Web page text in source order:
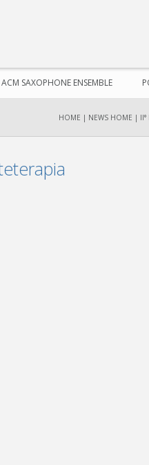
ACM SAXOPHONE ENSEMBLE
HOME | NEWS HOME |